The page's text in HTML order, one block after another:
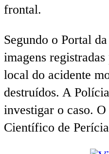
frontal.
Segundo o Portal
imagens
local do acidente
destruídos. A
investigar o caso.
Científico de